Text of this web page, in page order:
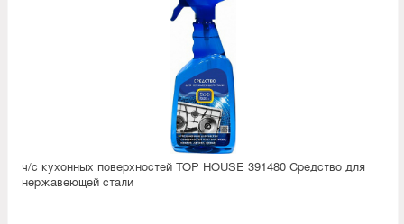
ч/с кухонных поверхностей TOP HOUSE 391480 Средство для
нержавеющей стали